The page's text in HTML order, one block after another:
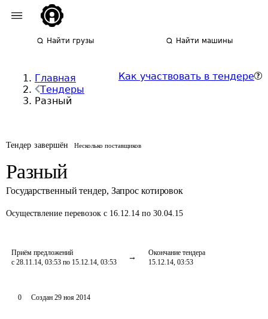
Найти грузы Найти машины
Главная
Тендеры
Разный
Как участвовать в тендере
Тендер завершён Несколько поставщиков
Разный
Государственный тендер, Запрос котировок
Осуществление перевозок с 16.12.14 по 30.04.15
Приём предложений
с 28.11.14, 03:53 по 15.12.14, 03:53
Окончание тендера
15.12.14, 03:53
0 Создан 29 ноя 2014